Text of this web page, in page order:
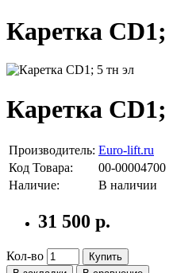
Каретка CD1;
Каретка CD1;
Производитель: Euro-lift.ru
Код Товара:
00-00004700
Наличие:
В наличии
31 500 р.
Кол-во
Купить